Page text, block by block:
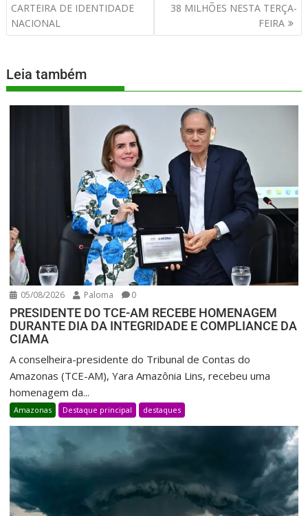
CARTEIRA DE IDENTIDADE
NACIONAL
38 MILHÕES NESTA TERÇA-
FEIRA
Leia também
05/08/2026 Paloma 0
PRESIDENTE DO TCE-AM RECEBE HOMENAGEM
DURANTE DIA DA INTEGRIDADE E COMPLIANCE DA
CIAMA
A conselheira-presidente do Tribunal de Contas do
Amazonas (TCE-AM), Yara Amazônia Lins, recebeu uma
homenagem da...
Amazonas Destaque principal destaques